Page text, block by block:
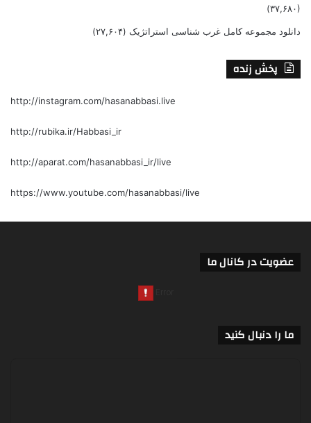
(۳۷,۶۸۰)
دانلود مجموعه کامل غرب شناسی استراتژیک (۲۷,۶۰۴)
پخش زنده
http://instagram.com/hasanabbasi.live
http://rubika.ir/Habbasi_ir
http://aparat.com/hasanabbasi_ir/live
https://www.youtube.com/hasanabbasi/live
عضویت در کانال ما
ما را دنبال کنید